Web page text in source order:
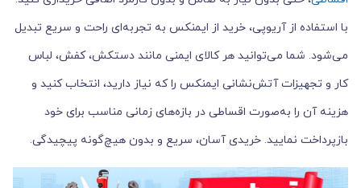
با استفاده از آریوپی، خرید از ایمنکس به تجربه‌ای راحت و سریع تبدیل
می‌شود. شما می‌توانید هر کالای ایمنی مانند دستکش، کفش، لباس
کار و تجهیزات آتش‌نشانی ایمنکس را که نیاز دارید، انتخاب کنید و
هزینه آن را به‌صورت اقساطی در بازه‌های زمانی مناسب برای خود
بازپرداخت نمایید. خریدی آسان، سریع و بدون هیچ‌گونه پیچیدگی.